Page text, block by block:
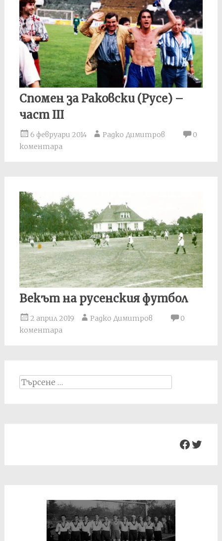
Спомен за Раковски (Русе) –
част III
6 февруари 2014 Радко Димитров
0
коментара
Векът на русенския футбол
2 април 2019 Радко Димитров
0
коментара
Search
for: